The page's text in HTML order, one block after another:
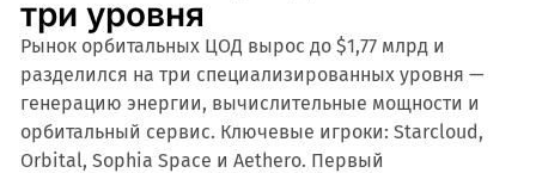
три уровня
Рынок орбитальных ЦОД вырос до $1,77 млрд и
разделился на три специализированных уровня —
генерацию энергии, вычислительные мощности и
орбитальный сервис. Ключевые игроки: Starcloud,
Orbital, Sophia Space и Aethero. Первый